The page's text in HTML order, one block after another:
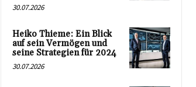
30.07.2026
Heiko Thieme: Ein Blick
auf sein Vermögen und
seine Strategien für 2024
30.07.2026